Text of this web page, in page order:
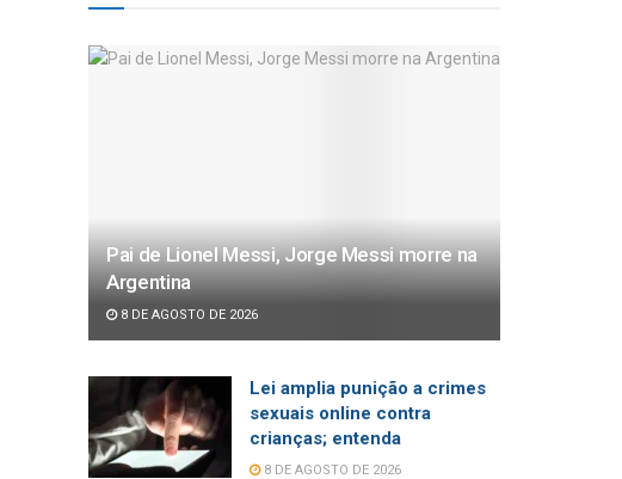
Pai de Lionel Messi, Jorge Messi morre na
Argentina
8 DE AGOSTO DE 2026
Lei amplia punição a crimes
sexuais online contra
crianças; entenda
8 DE AGOSTO DE 2026